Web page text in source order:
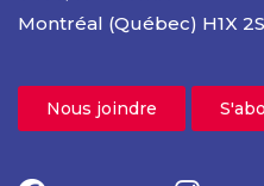
Montréal (Québec) H1X
Nous joindre